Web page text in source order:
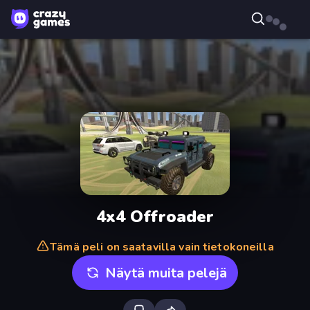
4x4 Offroader
Tämä peli on saatavilla vain tietokoneilla
Näytä muita pelejä